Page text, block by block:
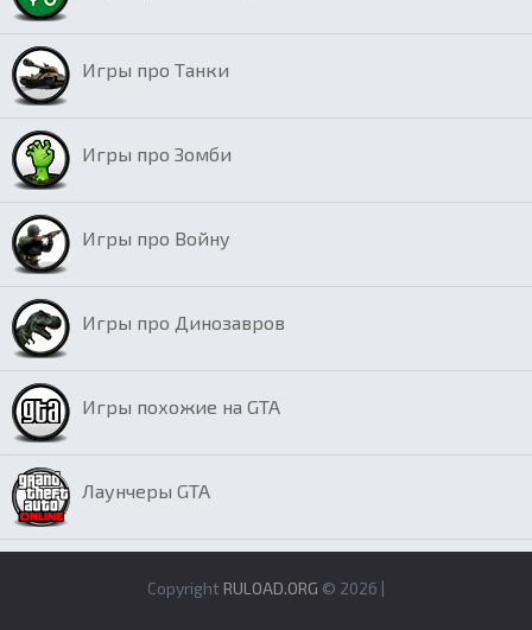
Игры про Танки
Игры про Зомби
Игры про Войну
Игры про Динозавров
Игры похожие на GTA
Лаунчеры GTA
Copyright RULOAD.ORG © 2026 |